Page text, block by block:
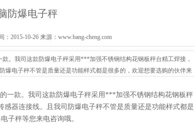
防爆电子秤
2015-10-26 来源：www.bang-cheng.com
。我司这款防爆电子秤采用***加强不锈钢结构花钢板秤台精工焊接，
电子秤不管是质量还是功能样式都是很多的，欢迎想要选购的伙伴来
一款。我司这款防爆电子秤采用***加强不锈钢结构花钢板秤
器连接线。且我司防爆电子秤不管是质量还是功能样式都是
子秤等您来电咨询哦。